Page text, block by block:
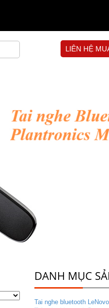
LIÊN HỆ
DANH MỤC
Tai nghe bluetooth LeNovo